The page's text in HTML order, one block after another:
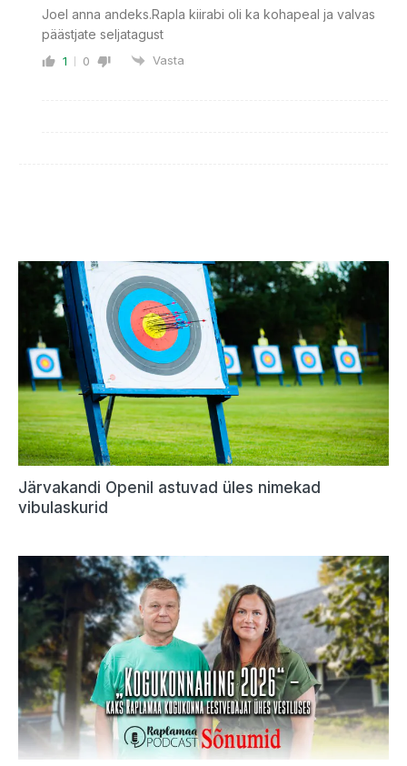
Joel anna andeks.Rapla kiirabi oli ka kohapeal ja valvas
päästjate seljatagust
1 0 Vasta
Järvakandi Openil astuvad üles nimekad
vibulaskurid